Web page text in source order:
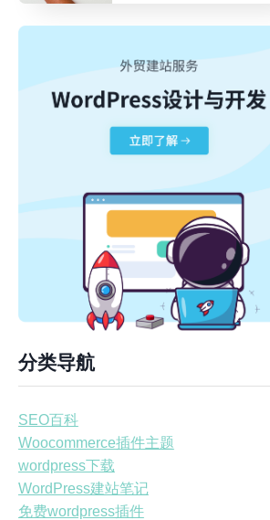
分类导航
SEO百科
Woocommerce插件主题
wordpress下载
WordPress建站笔记
免费wordpress插件